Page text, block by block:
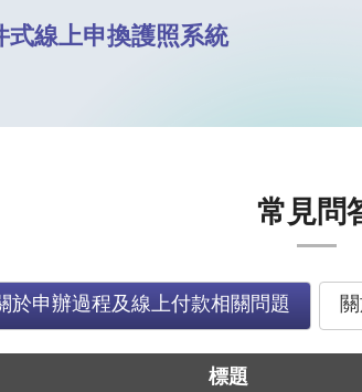
式線上申換護照系統
常見問
於申辦過程及線上付款相關問題
標題